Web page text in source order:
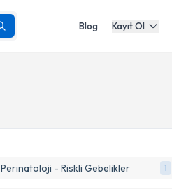
Blog Kayıt Ol
Perinatoloji - Riskli Gebelikler 1